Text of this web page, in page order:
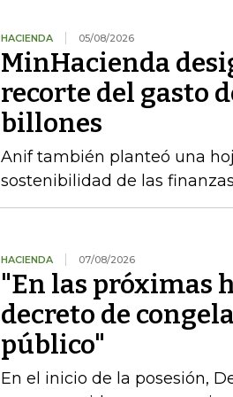
HACIENDA 05/08/2026
MinHacienda
recorte del gasto
billones
Anif también planteó una
sostenibilidad de las
HACIENDA 07/08/2026
"En las próximas
decreto de
público"
En el inicio de la posesión,